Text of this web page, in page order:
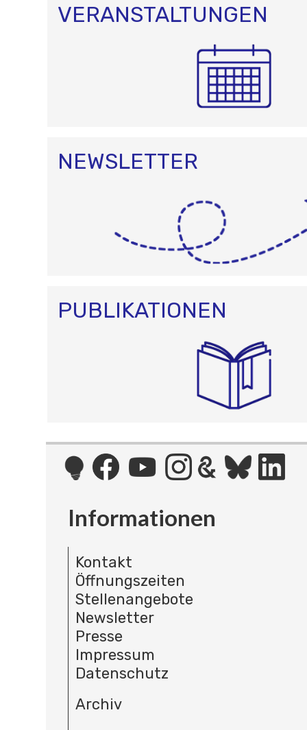
VERANSTALTUNGEN
NEWSLETTER
PUBLIKATIONEN
Informationen
Kontakt
Öffnungszeiten
Stellenangebote
Newsletter
Presse
Impressum
Datenschutz
Archiv